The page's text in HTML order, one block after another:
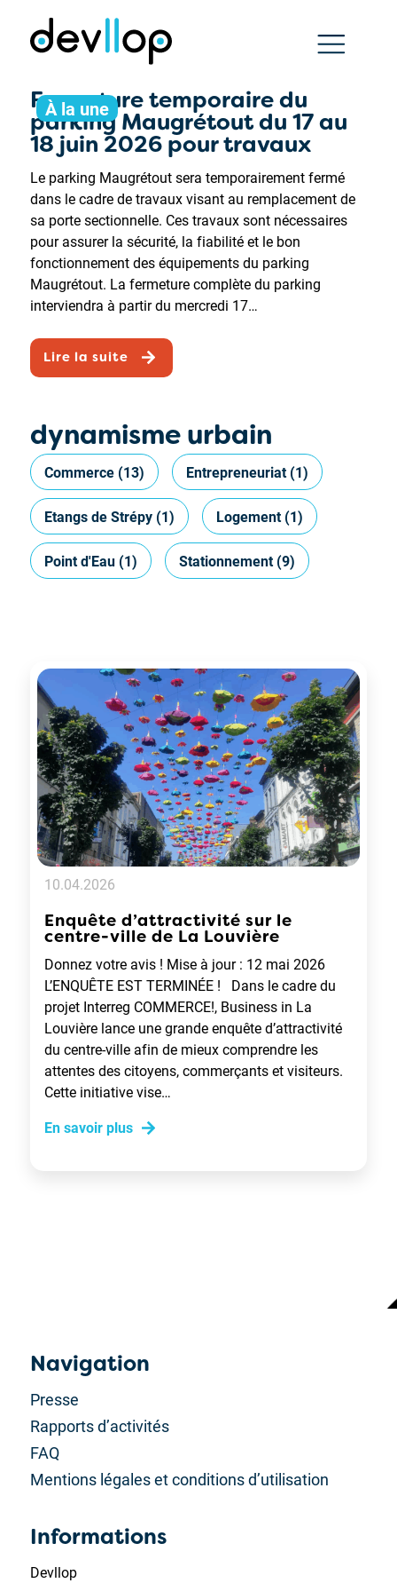
À la une
Fermeture temporaire du
parking Maugrétout du 17 au
18 juin 2026 pour travaux
Le parking Maugrétout sera temporairement fermé
dans le cadre de travaux visant au remplacement de
sa porte sectionnelle. Ces travaux sont nécessaires
pour assurer la sécurité, la fiabilité et le bon
fonctionnement des équipements du parking
Maugrétout. La fermeture complète du parking
interviendra à partir du mercredi 17…
Lire la suite
dynamisme urbain
Commerce (13) Entrepreneuriat(1)
Etangs de Strépy (1) Logement(1)
Point d'Eau (1) Stationnement(9)
10.04.2026
Enquête d’attractivité sur le
centre-ville de La Louvière
Donnez votre avis ! Mise à jour : 12 mai 2026
L’ENQUÊTE EST TERMINÉE ! Dans le cadre du
projet Interreg COMMERCE!, Business in La
Louvière lance une grande enquête d’attractivité
du centre-ville afin de mieux comprendre les
attentes des citoyens, commerçants et visiteurs.
Cette initiative vise…
En savoir plus
Navigation
Presse
Rapports d’activités
FAQ
Mentions légales et conditions d’utilisation
Informations
Devllop